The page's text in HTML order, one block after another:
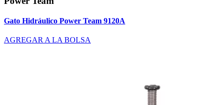
Gato Hidráulico Power Team 9120A
AGREGAR A LA BOLSA